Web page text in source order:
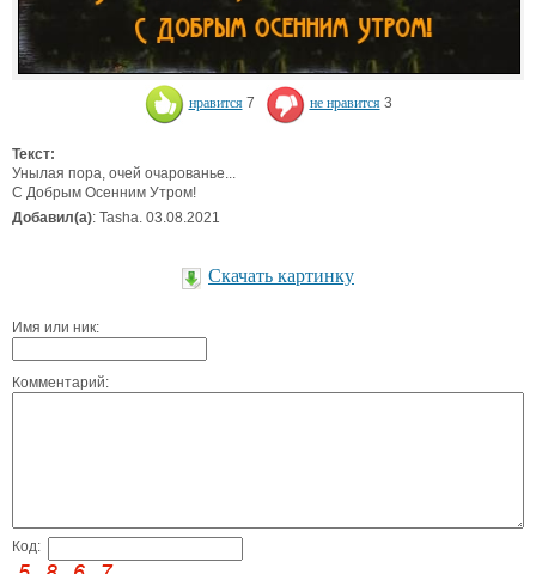
нравится 7 не нравится 3
Текст:
Унылая пора, очей очарованье...
С Добрым Осенним Утром!
Добавил(а): Tasha. 03.08.2021
Скачать картинку
Имя или ник:
Комментарий:
Код: